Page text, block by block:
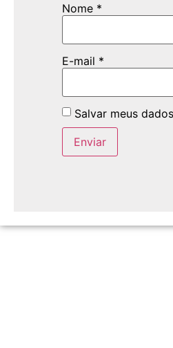
Nome *
E-mail *
Salvar meus